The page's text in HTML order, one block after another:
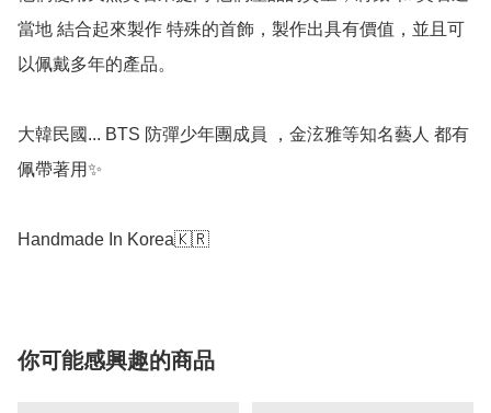
當地 結合起來製作 特殊的首飾，製作出具有價值，並且可
以佩戴多年的產品。
大韓民國... BTS 防彈少年團成員 ，金泫雅等知名藝人 都有
佩帶著用✨
Handmade In Korea🇰🇷
你可能感興趣的商品